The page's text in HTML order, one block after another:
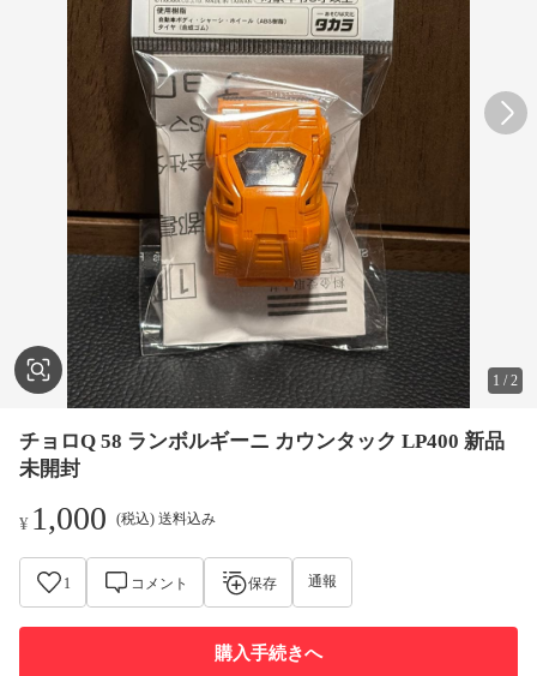
1 /2
チョロQ 58 ランボルギーニ カウンタック LP400 新品
未開封
¥ 1,000 (税込) 送料込み
1 コメント 保存 通報
購入手続きへ